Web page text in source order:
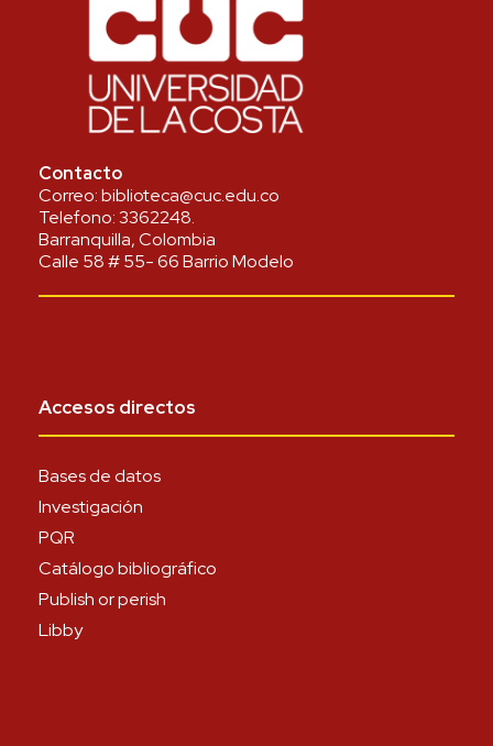
Contacto
Correo:biblioteca@cuc.edu.co
Telefono:3362248.
Barranquilla, Colombia
Calle 58 # 55- 66 Barrio Modelo
Accesos directos
Bases de datos
Investigación
PQR
Catálogo bibliográfico
Publish or perish
Libby